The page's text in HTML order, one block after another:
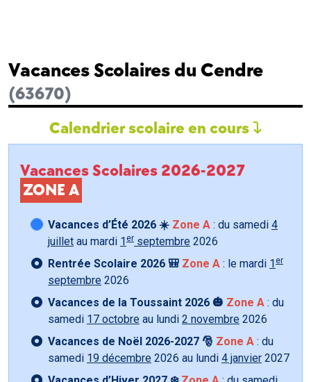
Vacances Scolaires du Cendre
(63670)
Calendrier scolaire en cours
Vacances Scolaires 2026-2027
ZONE A
Vacances d’Été 2026 ☀️ Zone A : du samedi 4
juillet au mardi 1 er septembre 2026
Rentrée Scolaire 2026 🎒 Zone A : le mardi 1 er
septembre 2026
Vacances de la Toussaint 2026 🎃 Zone A : du
samedi 17 octobre au lundi 2 novembre 2026
Vacances de Noël 2026-2027 🎅 Zone A : du
samedi 19 décembre 2026 au lundi 4 janvier 2027